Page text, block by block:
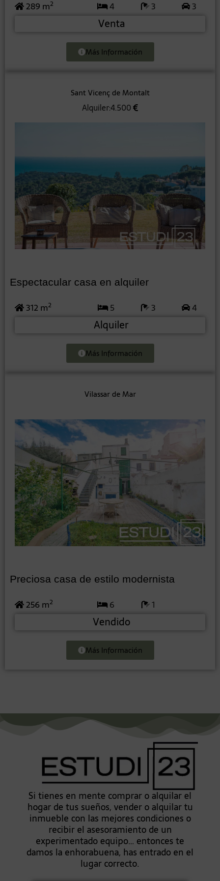
289 m2 4 3 3
Venta
Más Información
Sant Vicenç de Montalt
Alquiler:4.500
Espectacular casa en alquiler
312 m2 5 3 4
Alquiler
Más Información
Vilassar de Mar
Preciosa casa de estilo modernista
256 m2 6 1
Vendido
Más Información
Si tienes en mente comprar o alquilar el
hogar de tus sueños, vender o alquilar tu
inmueble con las mejores condiciones o
recibir el asesoramiento de un
experimentado equipo… entonces te
damos la enhorabuena, has entrado en el
lugar correcto.